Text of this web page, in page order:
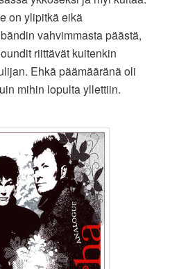
on ylipitkä eikä
vahvimmasta päästä,
riittävät kuitenkin
Ehkä päämääränä oli
mihin lopulta yllettiin.